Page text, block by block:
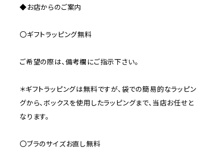
◆お店からのご案内
〇ギフトラッピング無料
ご希望の際は、備考欄にご指示下さい。
＊ギフトラッピングは無料ですが、袋での簡易的なラッピン
グから、ボックスを使用したラッピングまで、当店お任せと
なります。
〇ブラのサイズお直し無料